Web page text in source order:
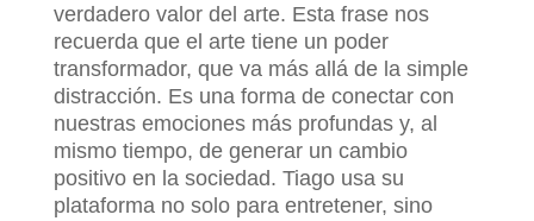
verdadero valor del arte. Esta frase nos
recuerda que el arte tiene un poder
transformador, que va más allá de la simple
distracción. Es una forma de conectar con
nuestras emociones más profundas y, al
mismo tiempo, de generar un cambio
positivo en la sociedad. Tiago usa su
plataforma no solo para entretener, sino